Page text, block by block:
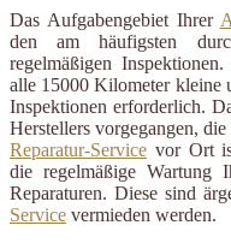
Das Aufgabengebiet Ihrer
den am häufigsten
regelmäßigen
alle 15000 Kilometer kleine
Inspektionen erforderlich.
Herstellers vorgegangen,
Reparatur-Service vor Ort
die regelmäßige Wartung
Reparaturen. Diese sind
Service vermieden werden.